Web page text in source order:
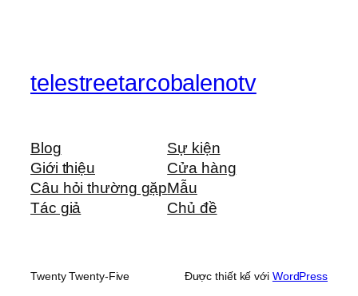
telestreetarcobalenotv
Blog
Giới thiệu
Câu hỏi thường gặp
Tác giả
Sự kiện
Cửa hàng
Mẫu
Chủ đề
Twenty Twenty-Five Được thiết kế với WordPress